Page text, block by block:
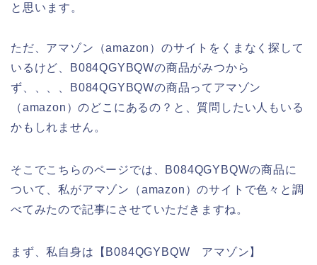
と思います。
ただ、アマゾン（amazon）のサイトをくまなく探して
いるけど、B084QGYBQWの商品がみつから
ず、、、、B084QGYBQWの商品ってアマゾン
（amazon）のどこにあるの？と、質問したい人もいる
かもしれません。
そこでこちらのページでは、B084QGYBQWの商品に
ついて、私がアマゾン（amazon）のサイトで色々と調
べてみたので記事にさせていただきますね。
まず、私自身は【B084QGYBQW アマゾン】